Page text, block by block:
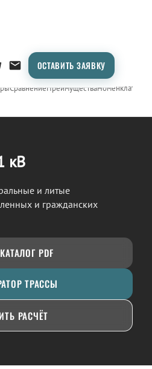
ОСТАВИТЬ ЗАЯВКУ
СравнениеПреимуществаНоменклатура
кВ
и литые
и гражданских
PDF
ТРАССЫ
РАСЧЁТ